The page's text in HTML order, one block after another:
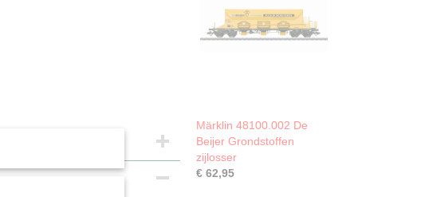
Märklin 48100.002 De
Beijer Grondstoffen
zijlosser
€ 62,95